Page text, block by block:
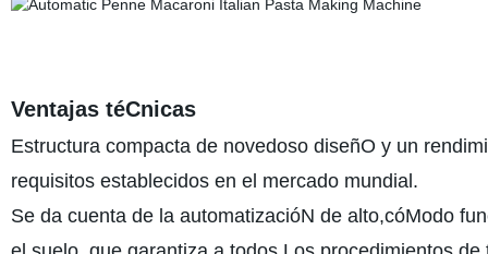
Ventajas téCnicas
Estructura compacta de novedoso diseñO y un
requisitos establecidos en el mercado mundial.
Se da cuenta de la automatizacióN de alto,cóModo